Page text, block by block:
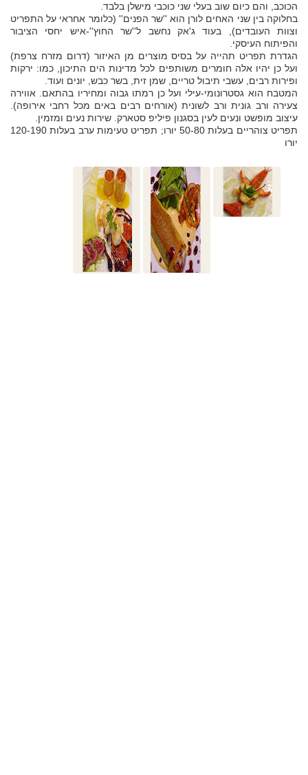
הכוכב, והם כיום שוב בעלי שני כוכבי מישלן בלבד.
בחלוקה בין שני האחים לורן הוא ''שר הפנים'' (כלומר אחראי על התפריט
וצוות העובדים), בעוד ג'אק נחשב ל''שר החוץ''-איש יחסי הציבור
והפיתוח העיסקי.
הגדרת תפריט תהייה על בסיס מוצרים מן האיזור (דרום מזרח צרפת)
ועל כן יהיו אלה חומרים משותפים לכל מדינות הים התיכון, כמו: ירקות
ופירות רבים, עשבי תיבול טריים, שמן זית, בשר כבש, יונים ועוד.
המטבח הוא גסטרונומי-עילי ועל כן רמתו גבוה ומחיריו בהתאם. אווירה
צעירה ורב גונית ורב לשונית (אורחים רבים באים מכל רחבי אירופה).
עיצוב מופשט ונעים לעין בסגנון פיליפ סטארק. שירות נעים ומזמין.
תפריט צוהריים בעלות 50-80 יורו; תפריט טעימות ערב בעלות 120-190
יורו